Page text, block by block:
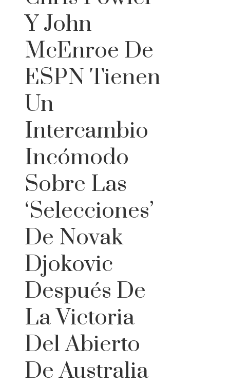
Y John
McEnroe De
ESPN Tienen
Un
Intercambio
Incómodo
Sobre Las
‘selecciones’
De Novak
Djokovic
Después De
La Victoria
Del Abierto
De Australia